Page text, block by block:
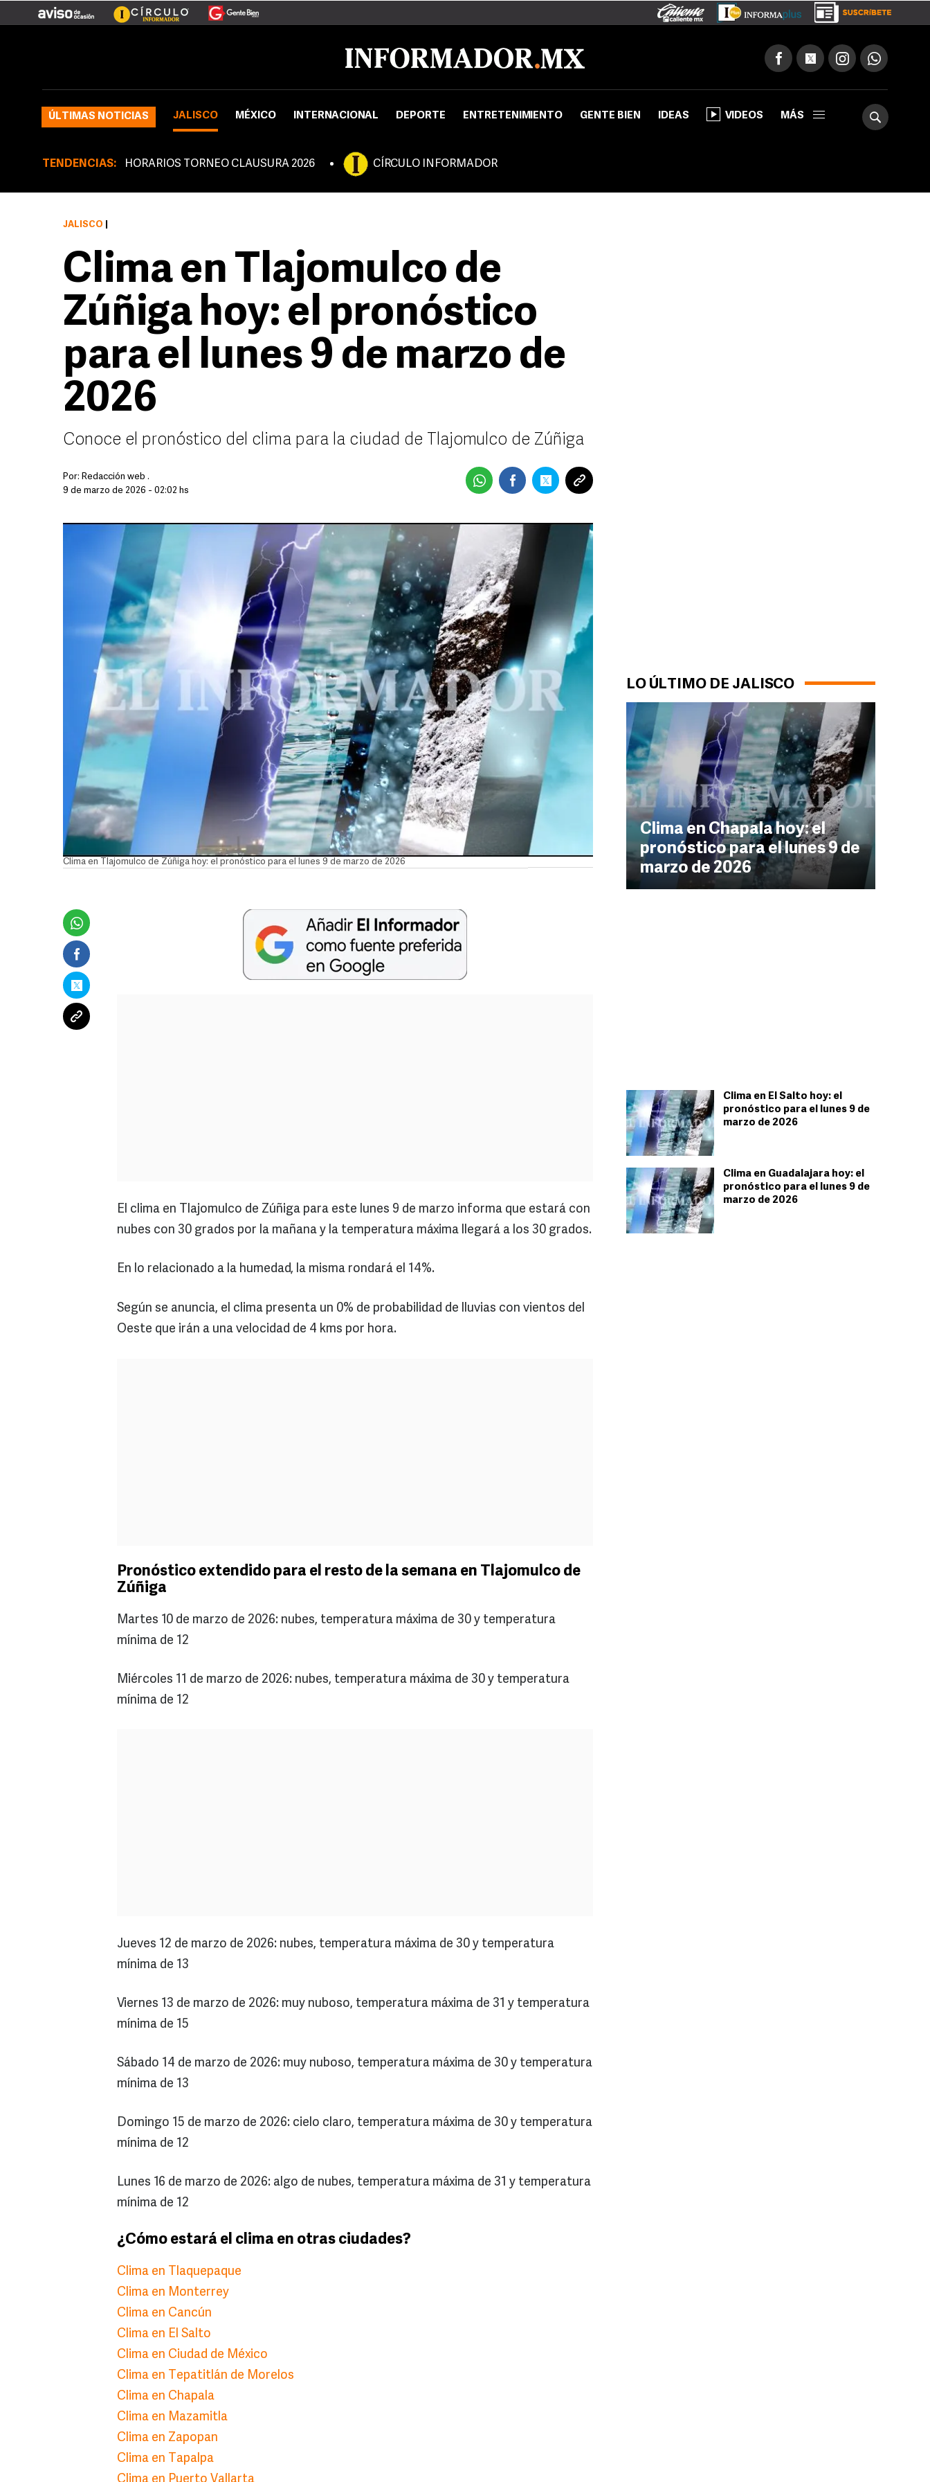
ÚLTIMAS NOTICIAS JALISCO MÉXICO INTERNACIONAL DEPORTE ENTRETENIMIENTO GENTE BIEN IDEAS VIDEOS MÁS
TENDENCIAS: HORARIOS TORNEO CLAUSURA 2026 CÍRCULO INFORMADOR
LO ÚLTIMO DE JALISCO
Clima en Chapala hoy: el
pronóstico para el lunes 9 de
marzo de 2026
Clima en El Salto hoy: el
pronóstico para el lunes 9 de
marzo de 2026
Clima en Guadalajara hoy: el
pronóstico para el lunes 9 de
marzo de 2026
JALISCO
Clima en Tlajomulco de
Zúñiga hoy: el pronóstico
para el lunes 9 de marzo de
2026
Conoce el pronóstico del clima para la ciudad de Tlajomulco de Zúñiga
Por: Redacción web .
9 de marzo de 2026 - 02:02 hs
Clima en Tlajomulco de Zúñiga hoy: el pronóstico para el lunes 9 de marzo de 2026
El clima en Tlajomulco de Zúñiga para este lunes 9 de marzo informa que estará con
nubes con 30 grados por la mañana y la temperatura máxima llegará a los 30 grados.
En lo relacionado a la humedad, la misma rondará el 14%.
Según se anuncia, el clima presenta un 0% de probabilidad de lluvias con vientos del
Oeste que irán a una velocidad de 4 kms por hora.
Pronóstico extendido para el resto de la semana en Tlajomulco de
Zúñiga
Martes 10 de marzo de 2026: nubes, temperatura máxima de 30 y temperatura
mínima de 12
Miércoles 11 de marzo de 2026: nubes, temperatura máxima de 30 y temperatura
mínima de 12
Jueves 12 de marzo de 2026: nubes, temperatura máxima de 30 y temperatura
mínima de 13
Viernes 13 de marzo de 2026: muy nuboso, temperatura máxima de 31 y temperatura
mínima de 15
Sábado 14 de marzo de 2026: muy nuboso, temperatura máxima de 30 y temperatura
mínima de 13
Domingo 15 de marzo de 2026: cielo claro, temperatura máxima de 30 y temperatura
mínima de 12
Lunes 16 de marzo de 2026: algo de nubes, temperatura máxima de 31 y temperatura
mínima de 12
¿Cómo estará el clima en otras ciudades?
Clima en Tlaquepaque
Clima en Monterrey
Clima en Cancún
Clima en El Salto
Clima en Ciudad de México
Clima en Tepatitlán de Morelos
Clima en Chapala
Clima en Mazamitla
Clima en Zapopan
Clima en Tapalpa